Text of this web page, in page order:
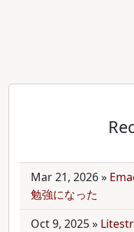
Mar 21, 2026»
勉強になった
Oct 9, 2025»